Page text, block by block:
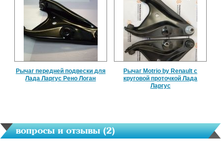
Рычаг передней подвески для
Лада Ларгус Рено Логан
Рычаг Motrio by Renault с
круговой проточкой Лада
Ларгус
вопросы и отзывы (2)